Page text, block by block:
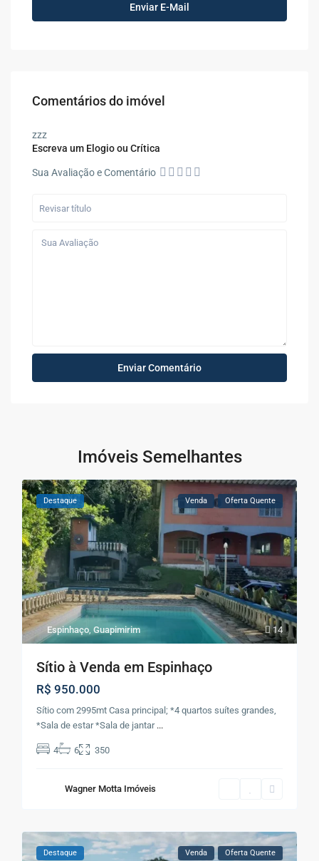
Comentários do imóvel
zzz
Escreva um Elogio ou Crítica
Sua Avaliação e Comentário
Imóveis Semelhantes
14
Espinhaço,Guapimirim
Destaque Venda Oferta Quente
Sítio à Venda em Espinhaço
R$ 950.000
Sítio com 2995mt Casa principal; *4 quartos suítes grandes,
*Sala de estar *Sala de jantar ...
4 6 350
Wagner Motta Imóveis
Destaque Venda Oferta Quente